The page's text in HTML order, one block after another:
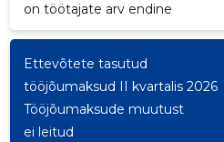
on töötajate arv endine
Ettevõtete tasutud
tööjõumaksud II kvartalis 2026
Tööjõumaksude muutust
ei leitud